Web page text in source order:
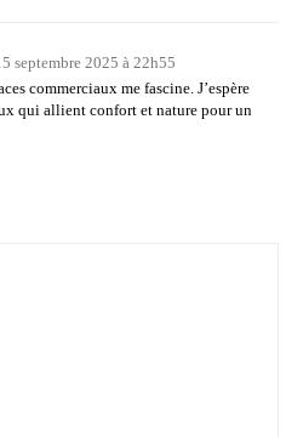
septembre 2025 à 22h55
commerciaux me fascine. J’espère
qui allient confort et nature pour un